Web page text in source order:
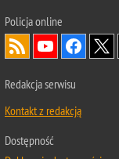
Policja online
Redakcja serwisu
Kontakt z redakcją
Dostępność